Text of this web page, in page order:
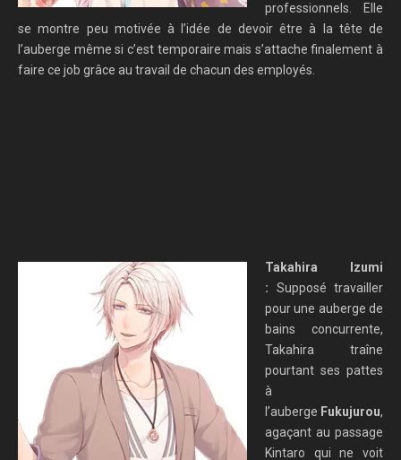
professionnels. Elle
se montre peu motivée à l’idée de devoir être à la tête de
l’auberge même si c’est temporaire mais s’attache finalement à
faire ce job grâce au travail de chacun des employés.
Takahira Izumi
: Supposé travailler
pour une auberge de
bains concurrente,
Takahira traîne
pourtant ses pattes
à
l’auberge Fukujurou,
agaçant au passage
Kintaro qui ne voit